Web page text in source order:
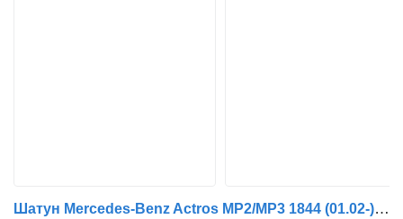
Шатун Mercedes-Benz Actros MP2/MP3 1844 (01.02-) 20060350100 до тягача Mercedes-Benz Actros, Axor MP1, MP2, MP3 (1996-2014)